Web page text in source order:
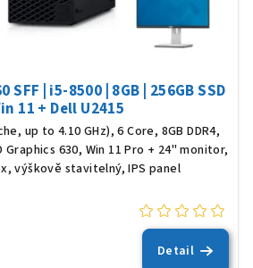
| i5-8500 | 8GB | 256GB SSD
11 + Dell U2415
up to 4.10 GHz), 6 Core, 8GB DDR4,
Graphics 630, Win 11 Pro + 24" monitor,
výškově stavitelný, IPS panel
Detail